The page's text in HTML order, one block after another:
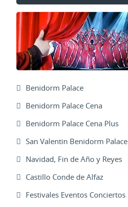
Benidorm Palace
Benidorm Palace Cena
Benidorm Palace Cena Plus
San Valentin Benidorm Palace
Navidad, Fin de Año y Reyes
Castillo Conde de Alfaz
Festivales Eventos Conciertos